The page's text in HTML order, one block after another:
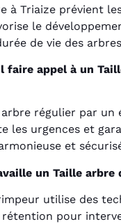
à Triaize prévient
le
de vie des
faire appel à un
régulier par un
les urgences et
et
un Taille arbre
utilise des
rétention pour